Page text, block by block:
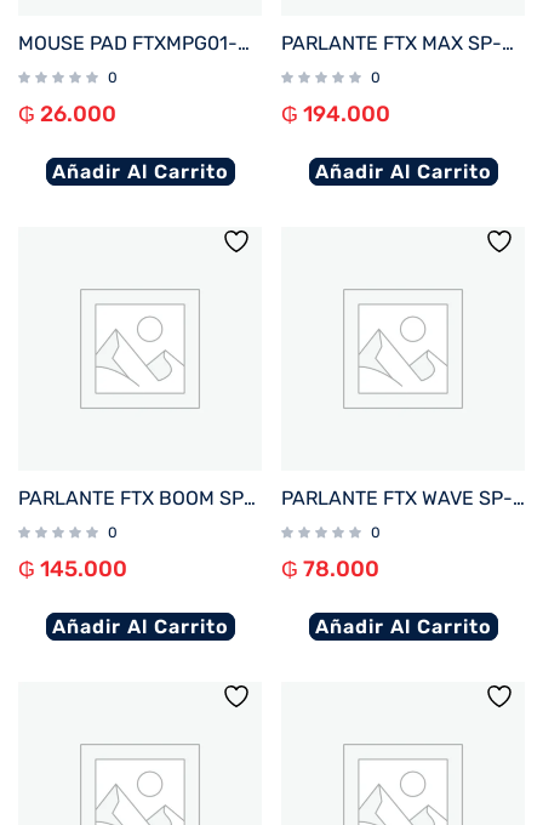
MOUSE PAD FTXMPG01-BK 31X27CM CON APOYO DE MUÑECA GEL NEGRO 032632
0
₲ 26.000
Añadir Al Carrito
PARLANTE FTX MAX SP-30MBK 30W BT/BAT/AUX/FM/USB/MICRO SD NEGRO
0
₲ 194.000
Añadir Al Carrito
PARLANTE FTX BOOM SP-16MBY 16W BT/BAT/AUX/FM/MICRO SD NEGRO/AMARILLO
0
₲ 145.000
Añadir Al Carrito
PARLANTE FTX WAVE SP-8SBK 8W BT/BAT/IPX7/MICRO SD NEGRO
0
₲ 78.000
Añadir Al Carrito